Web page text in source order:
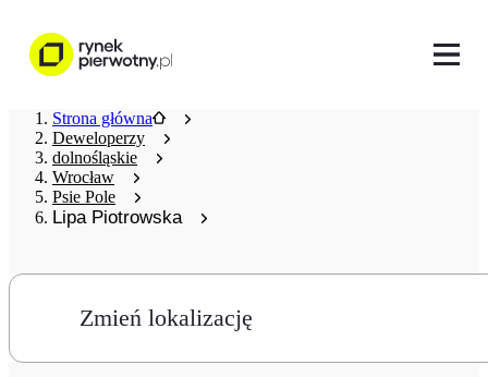
Strona główna
Deweloperzy
dolnośląskie
Wrocław
Psie Pole
Lipa Piotrowska
Zmień lokalizację